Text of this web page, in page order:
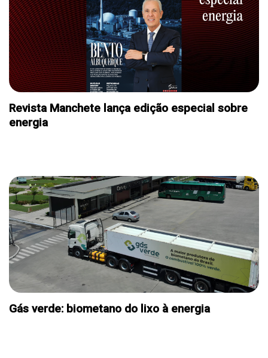
Revista Manchete lança edição especial sobre
energia
Gás verde: biometano do lixo à energia